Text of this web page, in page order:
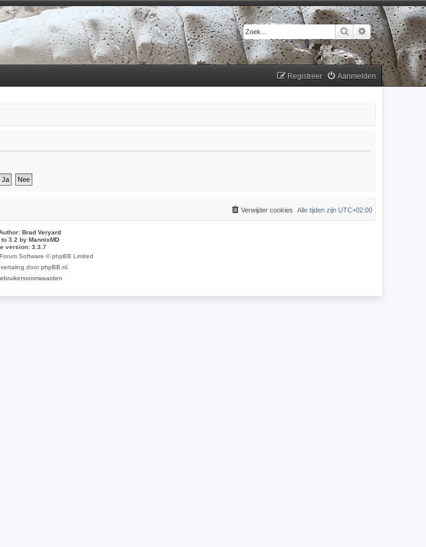
Zoek Uitgebreid
Aanmelden
Registreer
Alle tijden zijn UTC+02:00
Verwijder cookies
Brad Veryard
to 3.2 by MannixMD
version: 3.3.7
Software © phpBB Limited
doorphpBB.nl